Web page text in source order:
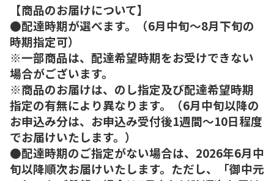
【商品のお届けについて】
●配達時期が選べます。（6月中旬～8月下旬の
時期指定可）
※一部商品は、配達希望時期をお受けできない
場合がございます。
※商品のお届けは、のし指定及び配達希望時期
指定の有無により異なります。（6月中旬以降の
お申込み分は、お申込み受付後1週間～10日程度
でお届けいたします。）
●配達時期のご指定がない場合は、2026年6月中
旬以降順次お届けいたします。ただし、「御中元